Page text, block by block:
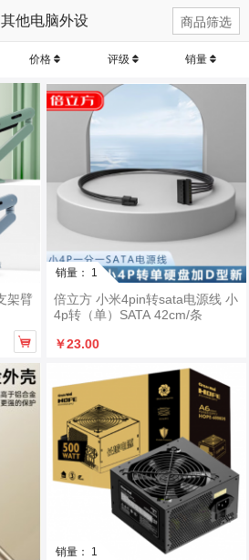
商品筛选
其他电脑外设
价格 评级 销量

销量： 1
倍立方 小米4pin转sata电源线 小
4p转（单）SATA 42cm/条
￥23.00
销量： 1